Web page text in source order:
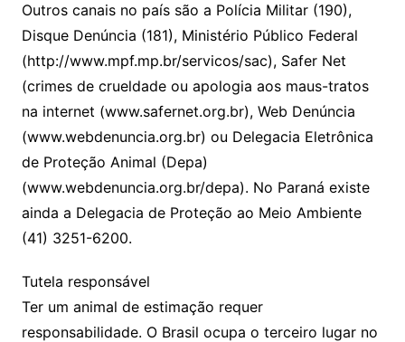
Outros canais no país são a Polícia Militar (190),
Disque Denúncia (181), Ministério Público Federal
(http://www.mpf.mp.br/servicos/sac), Safer Net
(crimes de crueldade ou apologia aos maus-tratos
na internet (www.safernet.org.br), Web Denúncia
(www.webdenuncia.org.br) ou Delegacia Eletrônica
de Proteção Animal (Depa)
(www.webdenuncia.org.br/depa). No Paraná existe
ainda a Delegacia de Proteção ao Meio Ambiente
(41) 3251-6200.
Tutela responsável
Ter um animal de estimação requer
responsabilidade. O Brasil ocupa o terceiro lugar no